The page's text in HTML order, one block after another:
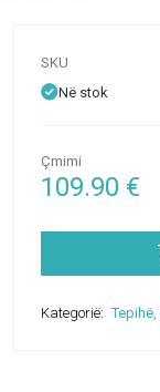
SKU
Në stok
Çmimi
109.90 €
Kategorië: Tepihë